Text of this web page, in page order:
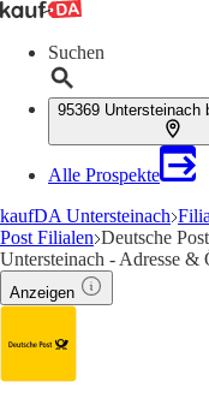
Suchen
95369 Untersteinach
Alle Prospekte
kaufDA Untersteinach
Post Filialen Deutsche
Untersteinach - Adresse &
Anzeigen